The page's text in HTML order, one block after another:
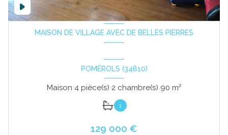
MAISON DE VILLAGE AVEC DE BELLES PIERRES
POMÉROLS (34810)
Maison 4 pièce(s) 2 chambre(s) 90 m²
1
129 000 €